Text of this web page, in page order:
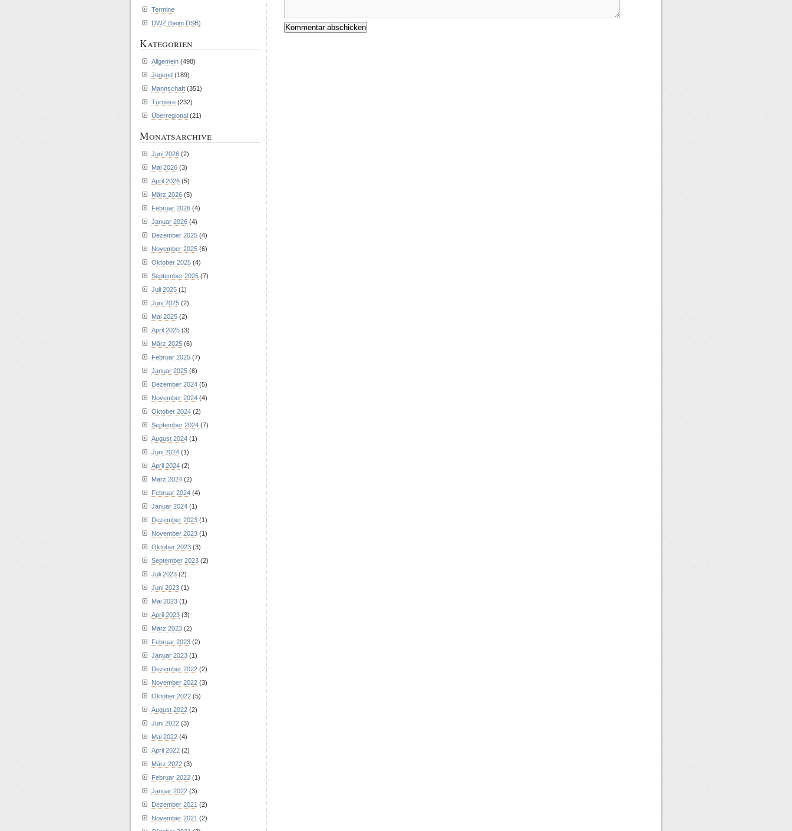
Termine
DWZ (beim DSB)
Kategorien
Allgemein (498)
Jugend (189)
Mannschaft (351)
Turniere (232)
Überregional (21)
Monatsarchive
Juni 2026 (2)
Mai 2026 (3)
April 2026 (5)
März 2026 (5)
Februar 2026 (4)
Januar 2026 (4)
Dezember 2025 (4)
November 2025 (6)
Oktober 2025 (4)
September 2025 (7)
Juli 2025 (1)
Juni 2025 (2)
Mai 2025 (2)
April 2025 (3)
März 2025 (6)
Februar 2025 (7)
Januar 2025 (6)
Dezember 2024 (5)
November 2024 (4)
Oktober 2024 (2)
September 2024 (7)
August 2024 (1)
Juni 2024 (1)
April 2024 (2)
März 2024 (2)
Februar 2024 (4)
Januar 2024 (1)
Dezember 2023 (1)
November 2023 (1)
Oktober 2023 (3)
September 2023 (2)
Juli 2023 (2)
Juni 2023 (1)
Mai 2023 (1)
April 2023 (3)
März 2023 (2)
Februar 2023 (2)
Januar 2023 (1)
Dezember 2022 (2)
November 2022 (3)
Oktober 2022 (5)
August 2022 (2)
Juni 2022 (3)
Mai 2022 (4)
April 2022 (2)
März 2022 (3)
Februar 2022 (1)
Januar 2022 (3)
Dezember 2021 (2)
November 2021 (2)